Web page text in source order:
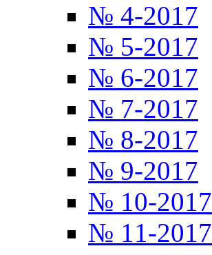
№ 4-2017
№ 5-2017
№ 6-2017
№ 7-2017
№ 8-2017
№ 9-2017
№ 10-2017
№ 11-2017